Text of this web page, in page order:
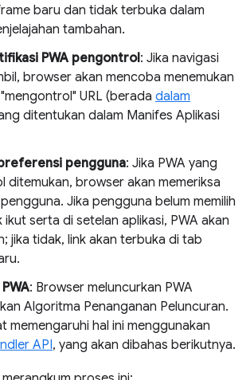
baru dan tidak terbuka dalam
tambahan.
PWA pengontrol: Jika navigasi
browser akan mencoba menemukan
URL (berada dalam
ditentukan dalam Manifes Aplikasi
pengguna: Jika PWA yang
ditemukan, browser akan memeriksa
Jika pengguna belum memilih
serta di setelan aplikasi, PWA akan
jika tidak, link akan terbuka di tab
: Browser meluncurkan PWA
Algoritma Penanganan Peluncuran.
memengaruhi hal ini menggunakan
API, yang akan dibahas berikutnya.